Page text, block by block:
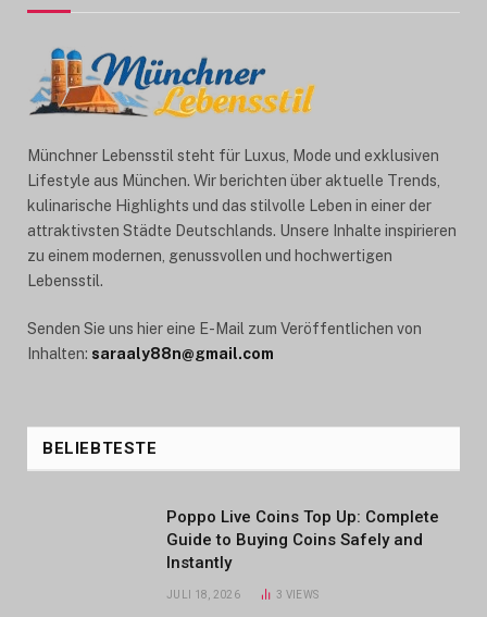
Münchner Lebensstil steht für Luxus, Mode und exklusiven
Lifestyle aus München. Wir berichten über aktuelle Trends,
kulinarische Highlights und das stilvolle Leben in einer der
attraktivsten Städte Deutschlands. Unsere Inhalte inspirieren
zu einem modernen, genussvollen und hochwertigen
Lebensstil.
Senden Sie uns hier eine E-Mail zum Veröffentlichen von
Inhalten: saraaly88n@gmail.com
BELIEBTESTE
Poppo Live Coins Top Up: Complete
Guide to Buying Coins Safely and
Instantly
JULI 18, 2026 3 VIEWS